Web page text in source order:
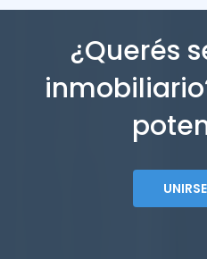
¿Querés